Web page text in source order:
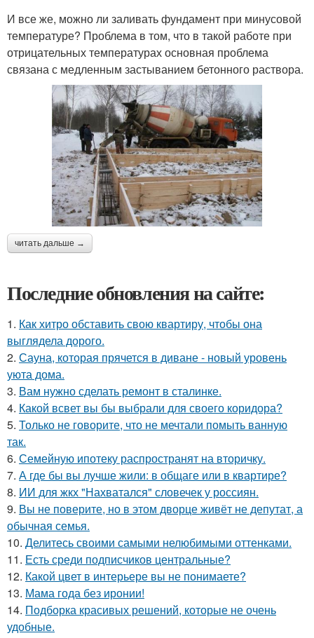
И все же, можно ли заливать фундамент при минусовой
температуре? Проблема в том, что в такой работе при
отрицательных температурах основная проблема
связана с медленным застыванием бетонного раствора.
читать дальше →
Последние обновления на сайте:
1. Как хитро обставить свою квартиру, чтобы она
выглядела дорого.
2. Сауна, которая прячется в диване - новый уровень
уюта дома.
3. Вам нужно сделать ремонт в сталинке.
4. Какой всвет вы бы выбрали для своего коридора?
5. Только не говорите, что не мечтали помыть ванную
так.
6. Семейную ипотеку распространят на вторичку.
7. А где бы вы лучше жили: в общаге или в квартире?
8. ИИ для жкх "Нахватался" словечек у россиян.
9. Вы не поверите, но в этом дворце живёт не депутат, а
обычная семья.
10. Делитесь своими самыми нелюбимыми оттенками.
11. Есть среди подписчиков центральные?
12. Какой цвет в интерьере вы не понимаете?
13. Мама года без иронии!
14. Подборка красивых решений, которые не очень
удобные.